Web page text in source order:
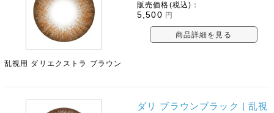
販売価格(税込)：
5,500 円
商品詳細を見る
乱視用 ダリエクストラ ブラウン
ダリ ブラウンブラック | 乱視